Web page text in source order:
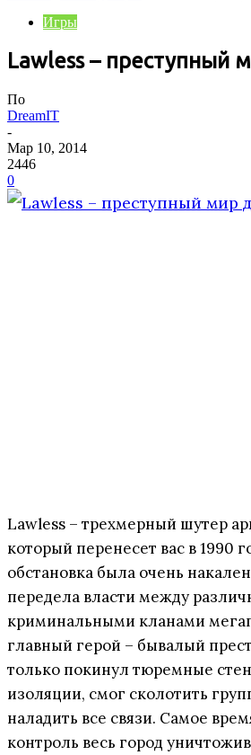
Игры
Lawless – преступный
По
DreamIT
-
Мар 10, 2014
2446
0
Lawless – трехмерный шутер
который перенесет вас в 1990
обстановка была очень
передела власти между
криминальными кланами
главный герой – бывалый
только покинул тюремные
изоляции, смог сколотить
наладить все связи. Самое
контроль весь город